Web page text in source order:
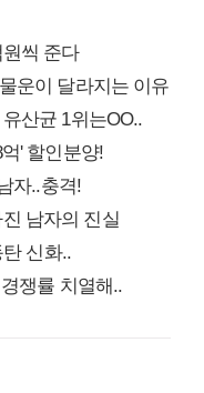
씩 준다
운이 달라지는 이유
산균 1위는OO..
' 할인분양!
자..충격!
남자의 진실
신화..
쟁률 치열해..